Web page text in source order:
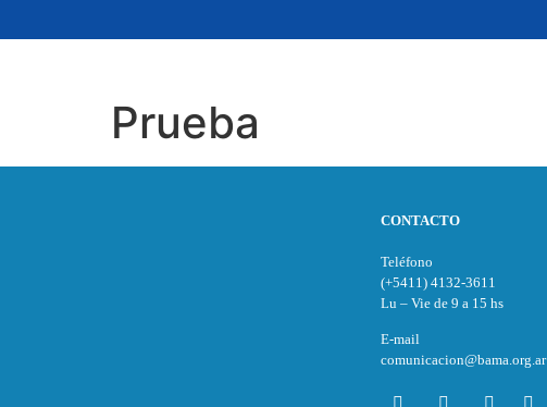
Prueba
CONTACTO
Teléfono
(+5411) 4132-3611
Lu – Vie de 9 a 15 hs
E-mail
comunicacion@bama.org.ar